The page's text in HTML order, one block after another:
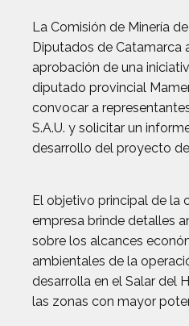
La Comisión de Minería
Diputados de Catamarca
aprobación de una
diputado provincial
convocar a
S.A.U. y solicitar un
desarrollo del proyecto
El objetivo principal de la
empresa brinde detalles
sobre los alcances
ambientales de la
desarrolla en el Salar del
las zonas con mayor